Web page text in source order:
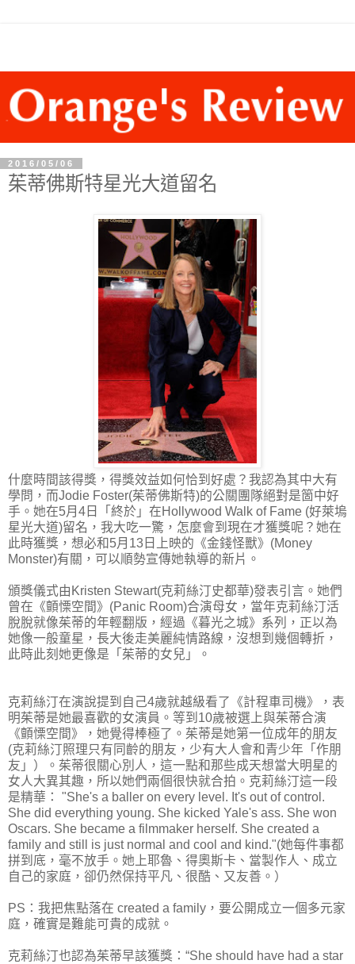
2016/05/06
茱蒂佛斯特星光大道留名
什麼時間該得獎，得獎效益如何恰到好處？我認為其中大有
學問，而Jodie Foster(茱蒂佛斯特)的公關團隊絕對是箇中好
手。她在5月4日「終於」在Hollywood Walk of Fame (好萊塢
星光大道)留名，我大吃一驚，怎麼會到現在才獲獎呢？她在
此時獲獎，想必和5月13日上映的《金錢怪獸》(Money
Monster)有關，可以順勢宣傳她執導的新片。
頒獎儀式由Kristen Stewart(克莉絲汀史都華)發表引言。她們
曾在《顫慄空間》(Panic Room)合演母女，當年克莉絲汀活
脫脫就像茱蒂的年輕翻版，經過《暮光之城》系列，正以為
她像一般童星，長大後走美麗純情路線，沒想到幾個轉折，
此時此刻她更像是「茱蒂的女兒」。
克莉絲汀在演說提到自己4歲就越級看了《計程車司機》，表
明茱蒂是她最喜歡的女演員。等到10歲被選上與茱蒂合演
《顫慄空間》，她覺得棒極了。茱蒂是她第一位成年的朋友
(克莉絲汀照理只有同齡的朋友，少有大人會和青少年「作朋
友」）。茱蒂很關心別人，這一點和那些成天想當大明星的
女人大異其趣，所以她們兩個很快就合拍。克莉絲汀這一段
是精華： "She's a baller on every level. It's out of control.
She did everything young. She kicked Yale's ass. She won
Oscars. She became a filmmaker herself. She created a
family and still is just normal and cool and kind."(她每件事都
拼到底，毫不放手。她上耶魯、得奧斯卡、當製作人、成立
自己的家庭，卻仍然保持平凡、很酷、又友善。）
PS：我把焦點落在 created a family，要公開成立一個多元家
庭，確實是難能可貴的成就。
克莉絲汀也認為茱蒂早該獲獎：“She should have had a star